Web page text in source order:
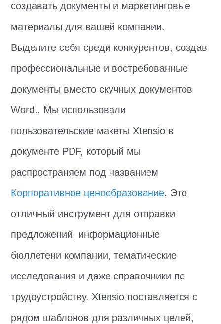
создавать документы и маркетинговые
материалы для вашей компании.
Выделите себя среди конкурентов, создав
профессиональные и востребованные
документы вместо скучных документов
Word.. Мы использовали
пользовательские макеты Xtensio в
документе PDF, который мы
распространяем под названием
Корпоративное ценообразование. Это
отличный инструмент для отправки
предложений, информационные
бюллетени компании, тематические
исследования и даже справочники по
трудоустройству. Xtensio поставляется с
рядом шаблонов для различных целей,